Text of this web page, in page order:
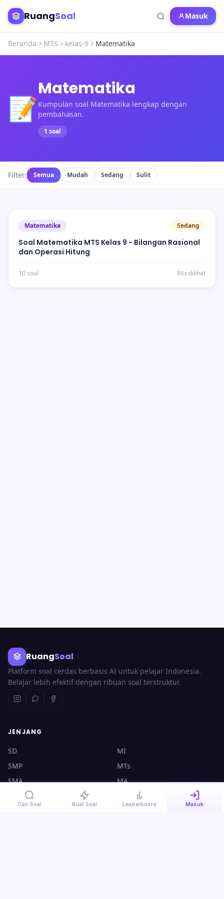
RuangSoal Masuk
Beranda MTS kelas-9 Matematika
📝
Matematika
Kumpulan soal Matematika lengkap dengan
pembahasan.
1 soal
Filter: Semua Mudah Sedang Sulit
Matematika Sedang
Soal Matematika MTS Kelas 9 - Bilangan Rasional
dan Operasi Hitung
10 soal 86x dilihat
RuangSoal
Platform soal cerdas berbasis AI untuk pelajar Indonesia.
Belajar lebih efektif dengan ribuan soal terstruktur.
JENJANG
SD
MI
SMP
MTs
SMA
MA
UTBK
Cari Soal Buat Soal Leaderboard Masuk